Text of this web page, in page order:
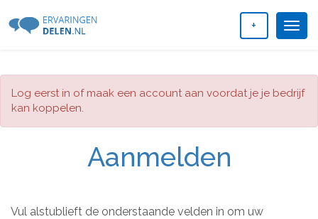
+
Log eerst in of maak een account aan voordat je je bedrijf
kan koppelen.
Aanmelden
Vul alstublieft de onderstaande velden in om uw